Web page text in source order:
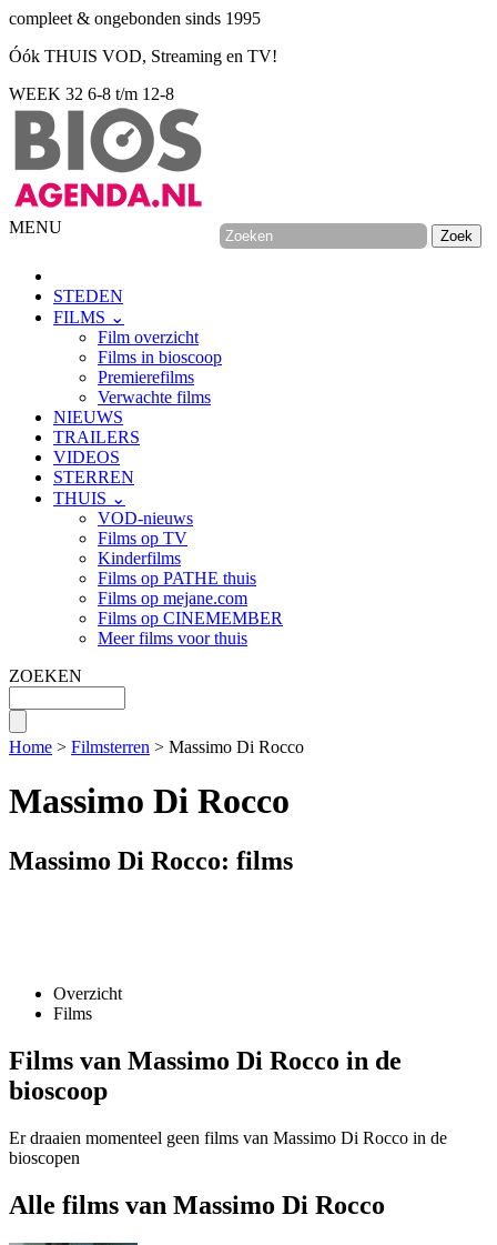
compleet & ongebonden sinds 1995
Óók THUIS VOD, Streaming en TV!
WEEK 32 6-8 t/m 12-8
MENU
STEDEN
FILMS ⌄
Film overzicht
Films in bioscoop
Premierefilms
Verwachte films
NIEUWS
TRAILERS
VIDEOS
STERREN
THUIS ⌄
VOD-nieuws
Films op TV
Kinderfilms
Films op PATHE thuis
Films op mejane.com
Films op CINEMEMBER
Meer films voor thuis
ZOEKEN
Home > Filmsterren > Massimo Di Rocco
Massimo Di Rocco
Massimo Di Rocco: films
Overzicht
Films
Films van Massimo Di Rocco in de
bioscoop
Er draaien momenteel geen films van Massimo Di Rocco in de
bioscopen
Alle films van Massimo Di Rocco